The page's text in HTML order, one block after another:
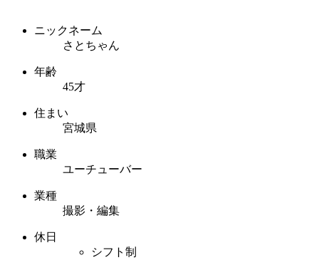
ニックネーム
さとちゃん
年齢
45才
住まい
宮城県
職業
ユーチューバー
業種
撮影・編集
休日
シフト制